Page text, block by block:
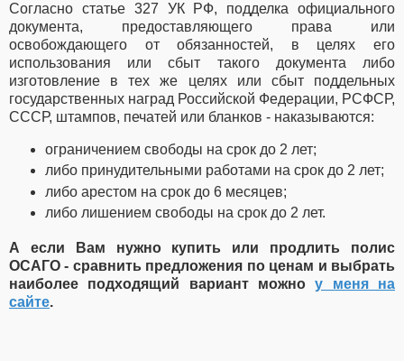
Согласно статье 327 УК РФ, подделка официального
документа, предоставляющего права или
освобождающего от обязанностей, в целях его
использования или сбыт такого документа либо
изготовление в тех же целях или сбыт поддельных
государственных наград Российской Федерации, РСФСР,
СССР, штампов, печатей или бланков - наказываются:
ограничением свободы на срок до 2 лет;
либо принудительными работами на срок до 2 лет;
либо арестом на срок до 6 месяцев;
либо лишением свободы на срок до 2 лет.
А если Вам нужно купить или продлить полис
ОСАГО - сравнить предложения по ценам и выбрать
наиболее подходящий вариант можноу меня на
сайте.